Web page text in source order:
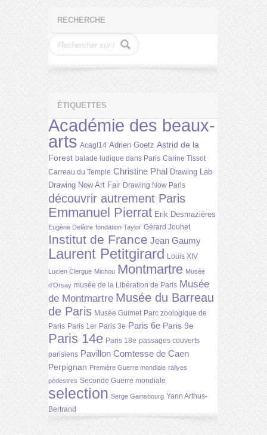
RECHERCHE
ÉTIQUETTES
Académie des beaux-
arts Acagl14 Adrien Goetz Astrid de la
Forest balade ludique dans Paris Carine Tissot
Carreau du Temple Christine Phal Drawing Lab
Drawing Now Art Fair Drawing Now Paris
découvrir autrement Paris
Emmanuel Pierrat Erik Desmazières
Eugène Delâtre fondation Taylor Gérard Jouhet
Institut de France Jean Gaumy
Laurent Petitgirard Louis XIV
Lucien Clergue Michou Montmartre Musée
d'Orsay musée de la Libération de Paris Musée
de Montmartre Musée du Barreau
de Paris Musée Guimet Parc zoologique de
Paris Paris 1er Paris 3e Paris 6e Paris 9e
Paris 14e Paris 18e passages couverts
parisiens Pavillon Comtesse de Caen
Perpignan Première Guerre mondiale rallyes
pédestres Seconde Guerre mondiale
selection Serge Gainsbourg Yann Arthus-
Bertrand